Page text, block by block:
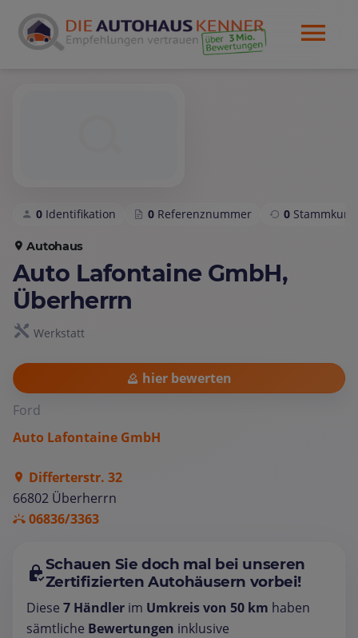
0 Identifikation 0 Referenznummer 0
Autohaus
Auto Lafontaine GmbH,
Überherrn
Werkstatt
hier bewerten
Ford
Auto Lafontaine GmbH
Differterstr. 32
66802 Überherrn
06836/3363
Schauen Sie doch mal bei unseren
Zertifizierten Autohäusern vorbei!
Diese 7 Händler im Umkreis von 50 km haben
sämtliche Bewertungen inklusive